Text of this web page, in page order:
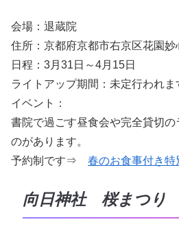
会場：退蔵院
住所：京都府京都市右京区花園妙
日程：3月31日～4月15日
ライトアップ期間：未定行われま
イベント：
書院で過ごす昼食会や完全貸切
のがあります。
予約制です⇒ 春のお食事付き特
向日神社 桜まつり